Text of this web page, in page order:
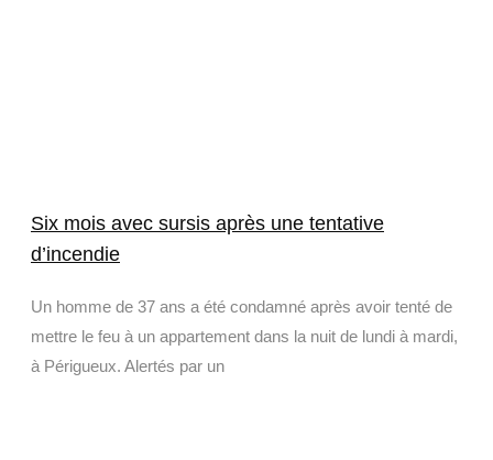
Six mois avec sursis après une tentative
d’incendie
Un homme de 37 ans a été condamné après avoir tenté de
mettre le feu à un appartement dans la nuit de lundi à mardi,
à Périgueux. Alertés par un